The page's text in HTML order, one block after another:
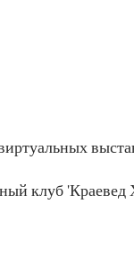
клуб 'Краевед